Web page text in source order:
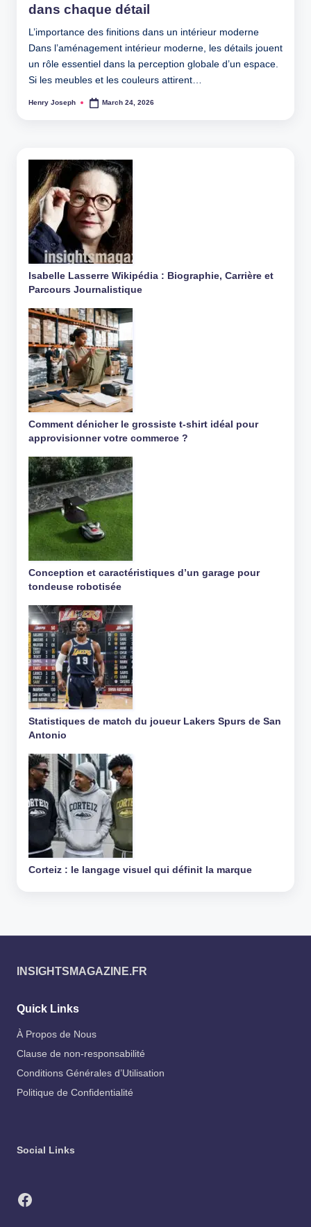
dans chaque détail
L’importance des finitions dans un intérieur moderne
Dans l’aménagement intérieur moderne, les détails jouent
un rôle essentiel dans la perception globale d’un espace.
Si les meubles et les couleurs attirent…
Posted
Henry Joseph March 24, 2026
Isabelle Lasserre Wikipédia : Biographie, Carrière et
Parcours Journalistique
Comment dénicher le grossiste t-shirt idéal pour
approvisionner votre commerce ?
Conception et caractéristiques d’un garage pour
tondeuse robotisée
Statistiques de match du joueur Lakers Spurs de San
Antonio
Corteiz : le langage visuel qui définit la marque
INSIGHTSMAGAZINE.FR
Quick Links
À Propos de Nous
Clause de non-responsabilité
Conditions Générales d’Utilisation
Politique de Confidentialité
Social Links
Facebook